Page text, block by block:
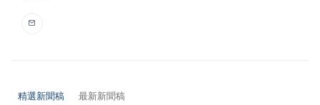
精選新聞稿 最新新聞稿